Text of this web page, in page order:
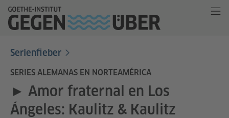
Serienfieber
SERIES ALEMANAS EN NORTEAMÉRICA
► Amor fraternal en Los
Ángeles: Kaulitz & Kaulitz